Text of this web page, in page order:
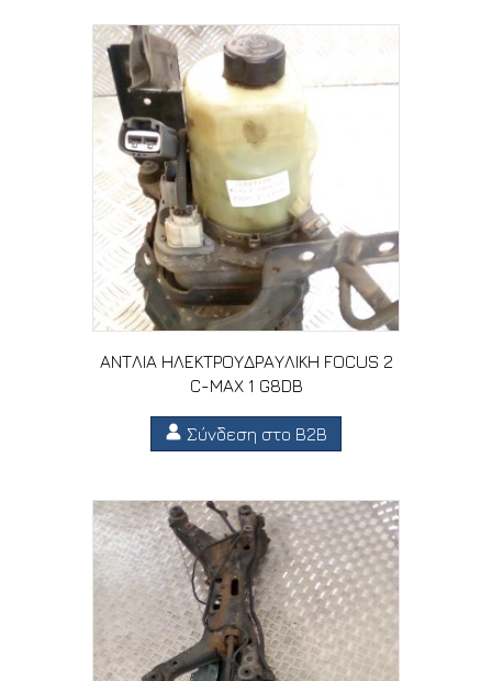
ΑΝΤΛΙΑ ΗΛΕΚΤΡΟΥΔΡΑΥΛΙΚΗ FOCUS 2
C-MAX 1 G8DB
Σύνδεση στο B2B